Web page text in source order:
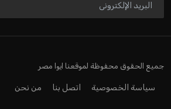
جميع الحقوق محفوظة لموقعنا ايوا مصر
سياسة الخصوصية اتصل بنا من نحن